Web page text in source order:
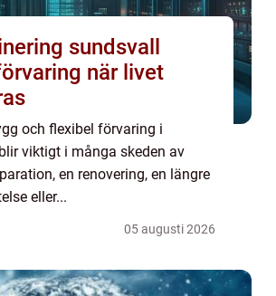
sundsvall
när livet
och flexibel förvaring i
viktigt i många skeden av
en renovering, en längre
eller...
05 augusti 2026